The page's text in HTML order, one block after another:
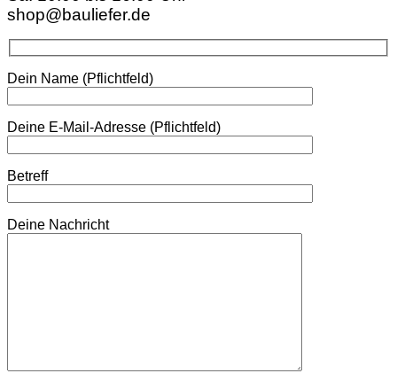
shop@bauliefer.de
Dein Name (Pflichtfeld)
Deine E-Mail-Adresse (Pflichtfeld)
Betreff
Deine Nachricht